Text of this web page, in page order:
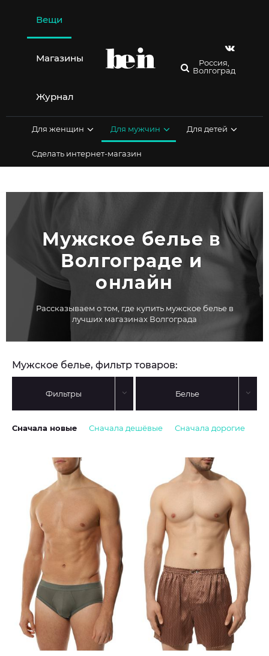
содержимому
Вещи
Магазины
Журнал
Россия,
Волгоград
Для женщин Для мужчин Для детей
Сделать интернет-магазин
Мужское белье в
Волгограде и
онлайн
Рассказываем о том, где купить мужское белье в
лучших магазинах Волгограда
Мужское белье, фильтр товаров:
Фильтры Белье
Сначала новые Сначала дешёвые Сначала дорогие